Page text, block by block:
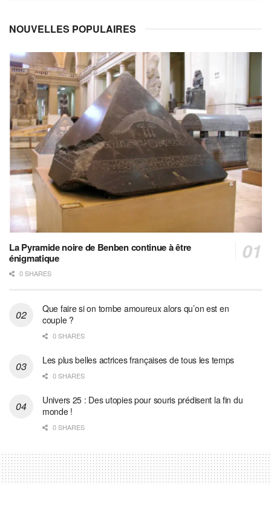
NOUVELLES POPULAIRES
La Pyramide noire de Benben continue à être
énigmatique
0 SHARES
Que faire si on tombe amoureux alors qu’on est en
couple ?
0 SHARES
Les plus belles actrices françaises de tous les temps
0 SHARES
Univers 25 : Des utopies pour souris prédisent la fin du
monde !
0 SHARES